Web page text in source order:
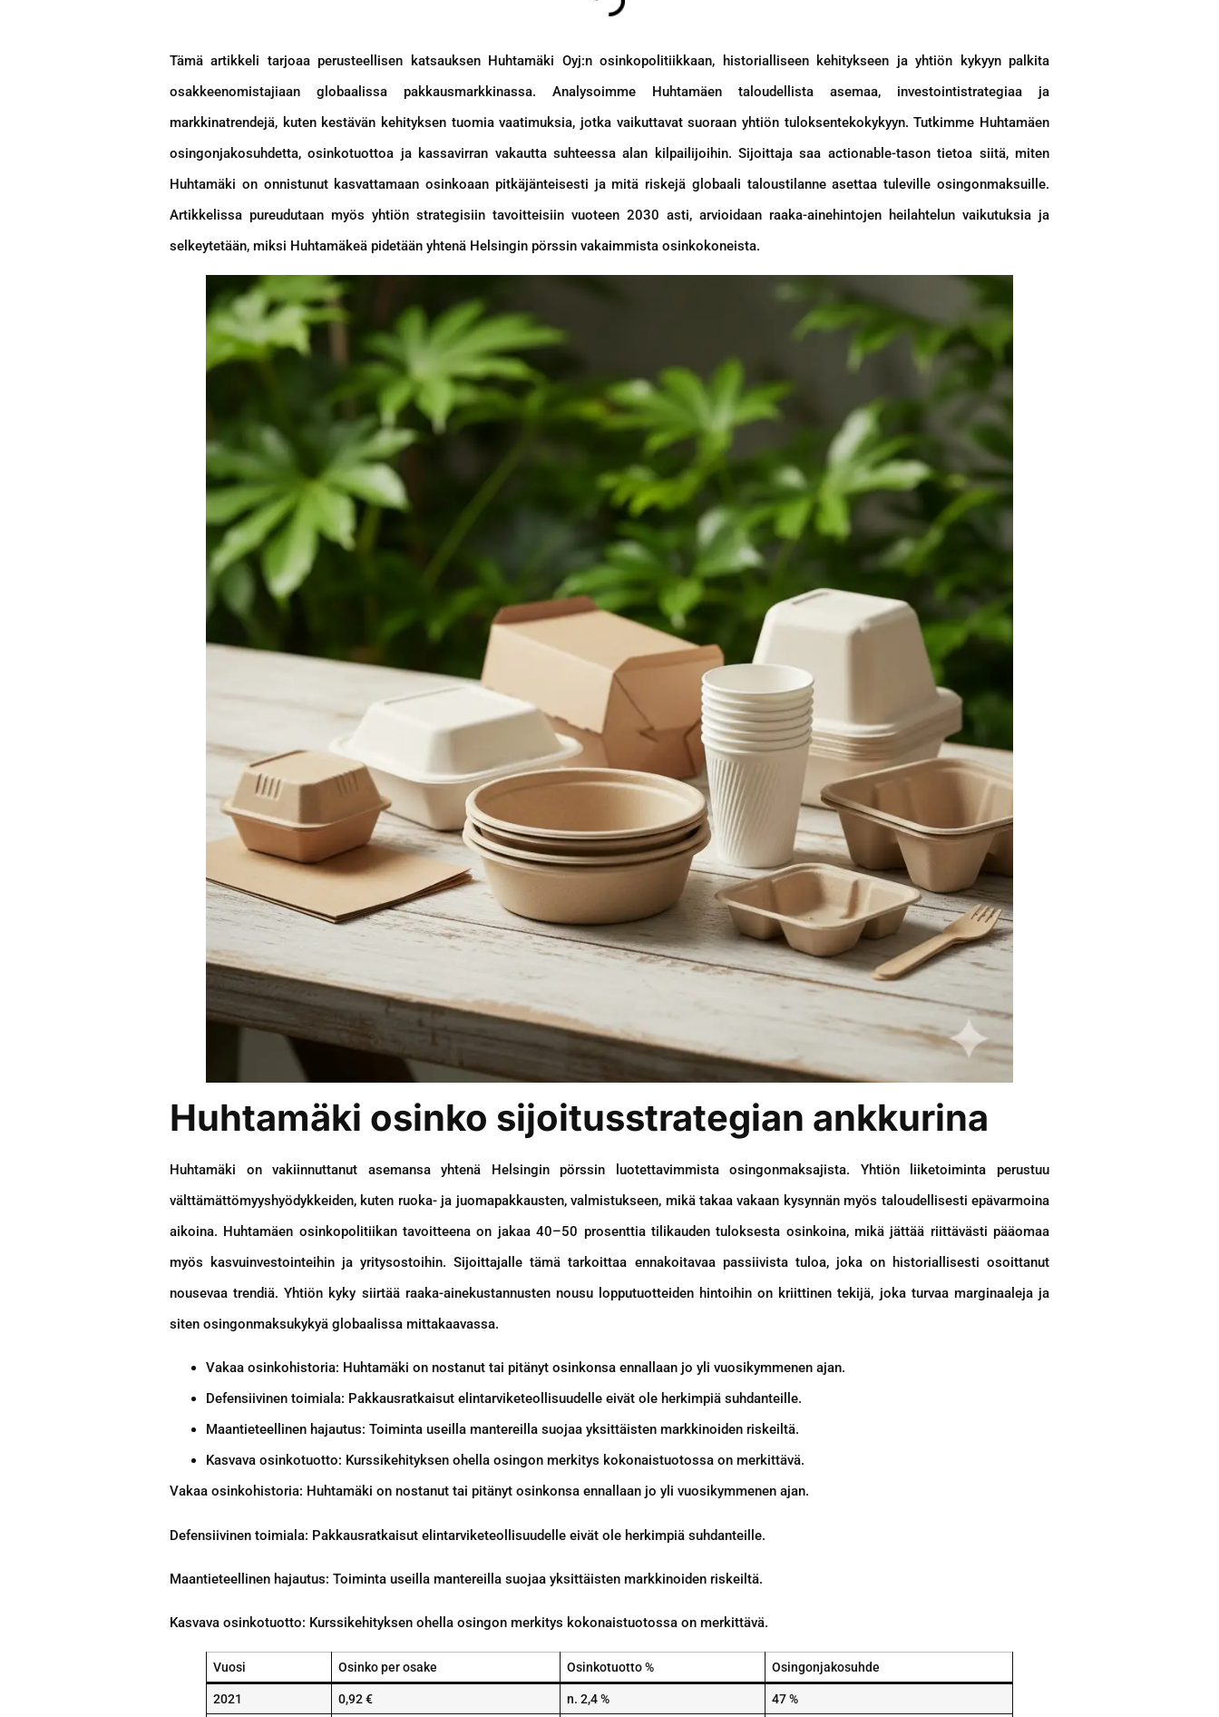
Tämä artikkeli tarjoaa perusteellisen katsauksen Huhtamäki Oyj:n osinkopolitiikkaan, historialliseen kehitykseen ja yhtiön kykyyn palkita
osakkeenomistajiaan globaalissa pakkausmarkkinassa. Analysoimme Huhtamäen taloudellista asemaa, investointistrategiaa ja
markkinatrendejä, kuten kestävän kehityksen tuomia vaatimuksia, jotka vaikuttavat suoraan yhtiön tuloksentekokykyyn. Tutkimme Huhtamäen
osingonjakosuhdetta, osinkotuottoa ja kassavirran vakautta suhteessa alan kilpailijoihin. Sijoittaja saa actionable-tason tietoa siitä, miten
Huhtamäki on onnistunut kasvattamaan osinkoaan pitkäjänteisesti ja mitä riskejä globaali taloustilanne asettaa tuleville osingonmaksuille.
Artikkelissa pureudutaan myös yhtiön strategisiin tavoitteisiin vuoteen 2030 asti, arvioidaan raaka-ainehintojen heilahtelun vaikutuksia ja
selkeytetään, miksi Huhtamäkeä pidetään yhtenä Helsingin pörssin vakaimmista osinkokoneista.
Huhtamäki osinko sijoitusstrategian ankkurina
Huhtamäki on vakiinnuttanut asemansa yhtenä Helsingin pörssin luotettavimmista osingonmaksajista. Yhtiön liiketoiminta perustuu
välttämättömyyshyödykkeiden, kuten ruoka- ja juomapakkausten, valmistukseen, mikä takaa vakaan kysynnän myös taloudellisesti epävarmoina
aikoina. Huhtamäen osinkopolitiikan tavoitteena on jakaa 40–50 prosenttia tilikauden tuloksesta osinkoina, mikä jättää riittävästi pääomaa
myös kasvuinvestointeihin ja yritysostoihin. Sijoittajalle tämä tarkoittaa ennakoitavaa passiivista tuloa, joka on historiallisesti osoittanut
nousevaa trendiä. Yhtiön kyky siirtää raaka-ainekustannusten nousu lopputuotteiden hintoihin on kriittinen tekijä, joka turvaa marginaaleja ja
siten osingonmaksukykyä globaalissa mittakaavassa.
Vakaa osinkohistoria: Huhtamäki on nostanut tai pitänyt osinkonsa ennallaan jo yli vuosikymmenen ajan.
Defensiivinen toimiala: Pakkausratkaisut elintarviketeollisuudelle eivät ole herkimpiä suhdanteille.
Maantieteellinen hajautus: Toiminta useilla mantereilla suojaa yksittäisten markkinoiden riskeiltä.
Kasvava osinkotuotto: Kurssikehityksen ohella osingon merkitys kokonaistuotossa on merkittävä.
Vakaa osinkohistoria: Huhtamäki on nostanut tai pitänyt osinkonsa ennallaan jo yli vuosikymmenen ajan.
Defensiivinen toimiala: Pakkausratkaisut elintarviketeollisuudelle eivät ole herkimpiä suhdanteille.
Maantieteellinen hajautus: Toiminta useilla mantereilla suojaa yksittäisten markkinoiden riskeiltä.
Kasvava osinkotuotto: Kurssikehityksen ohella osingon merkitys kokonaistuotossa on merkittävä.
Vuosi Osinko per osake Osinkotuotto % Osingonjakosuhde
2021 0,92 € n. 2,4 % 47 %